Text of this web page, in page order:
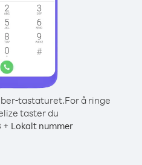
tastaturet.For å ringe
taster du
+ Lokalt nummer